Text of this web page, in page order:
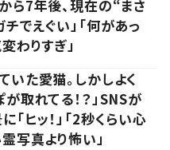
7年後、現在の“まさ
でえぐい」「何があっ
わりすぎ」
いた愛猫。しかしよく
取れてる！？」SNSが
ヒッ！」「2秒くらい心
写真より怖い」